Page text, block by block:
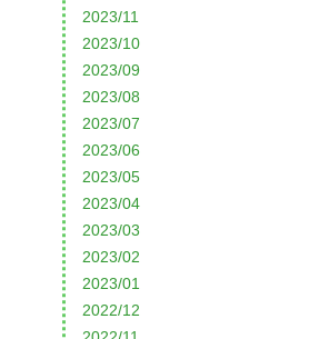
2023/11
2023/10
2023/09
2023/08
2023/07
2023/06
2023/05
2023/04
2023/03
2023/02
2023/01
2022/12